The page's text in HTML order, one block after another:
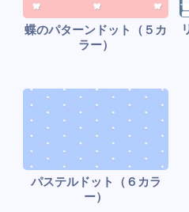
蝶のパターンドット（５カ
ラー）
パステルドット（６カラ
ー）